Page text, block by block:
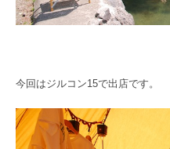
今回はジルコン15で出店です。